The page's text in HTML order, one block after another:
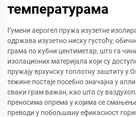
температурама
Гумени аерогел пружа изузетне
одржава изузетно ниску густоћу,
грама по кубни центиметар, што га
изолационих материјала који су
пружају врхунску топлотну заштиту у
тежине постаје посебно значајна у
сваки грам важан, као што су
преносима опрема у којима се
преводи у побољшану ефикасност